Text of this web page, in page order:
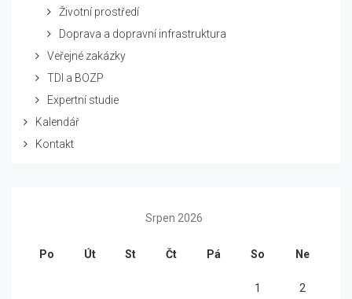
Životní prostředí
Doprava a dopravní infrastruktura
Veřejné zakázky
TDI a BOZP
Expertní studie
Kalendář
Kontakt
Srpen 2026
Po Út St Čt Pá So Ne
1 2